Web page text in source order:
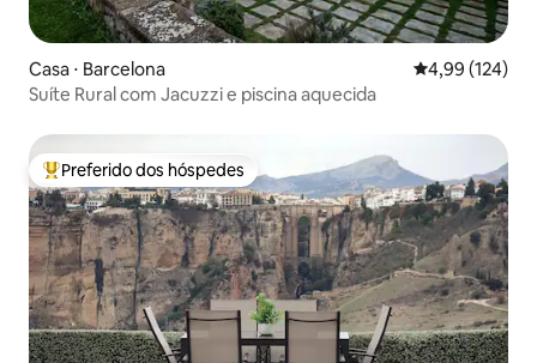
Casa ⋅ Barcelona 4,99 de uma
4,99 (124)
Suíte Rural com Jacuzzi e piscina aquecida
Entre os melhores preferidos dos hóspedes
Preferido dos hóspedes